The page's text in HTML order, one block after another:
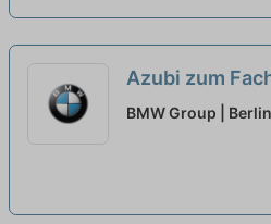
Azubi zum
Daten- und
BMW Group | Berlin